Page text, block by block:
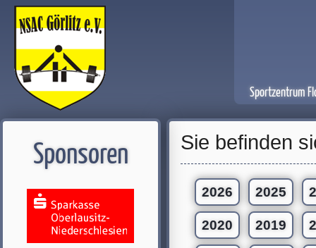
Sportzentrum
Sie befinden
2026 2025
2020 2019
Sponsoren